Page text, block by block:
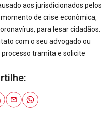
aos jurisdicionados pelos
de crise econômica,
para lesar cidadãos.
com o seu advogado ou
tramita e solicite